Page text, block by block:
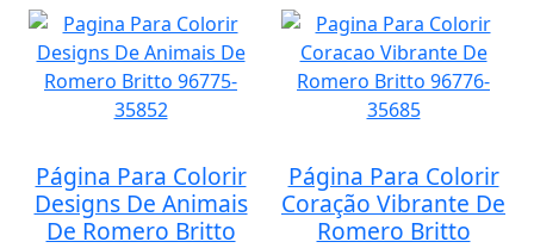
Página Para Colorir
Designs De Animais
De Romero Britto
Página Para Colorir
Coração Vibrante De
Romero Britto